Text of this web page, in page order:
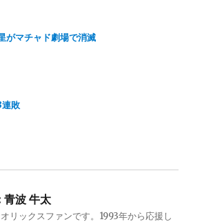
がマチャド劇場で消滅
連敗
青波 牛太
リックスファンです。1993年から応援し